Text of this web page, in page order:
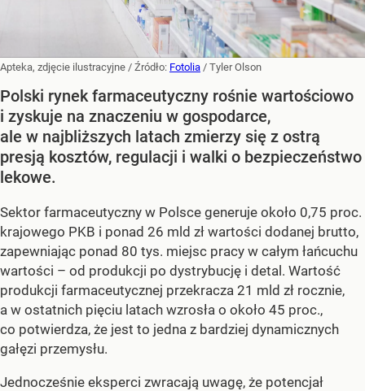
Apteka, zdjęcie ilustracyjne / Źródło: Fotolia / Tyler Olson
Polski rynek farmaceutyczny rośnie wartościowo
i zyskuje na znaczeniu w gospodarce,
ale w najbliższych latach zmierzy się z ostrą
presją kosztów, regulacji i walki o bezpieczeństwo
lekowe.
Sektor farmaceutyczny w Polsce generuje około 0,75 proc.
krajowego PKB i ponad 26 mld zł wartości dodanej brutto,
zapewniając ponad 80 tys. miejsc pracy w całym łańcuchu
wartości – od produkcji po dystrybucję i detal. Wartość
produkcji farmaceutycznej przekracza 21 mld zł rocznie,
a w ostatnich pięciu latach wzrosła o około 45 proc.,
co potwierdza, że jest to jedna z bardziej dynamicznych
gałęzi przemysłu.
Jednocześnie eksperci zwracają uwagę, że potencjał